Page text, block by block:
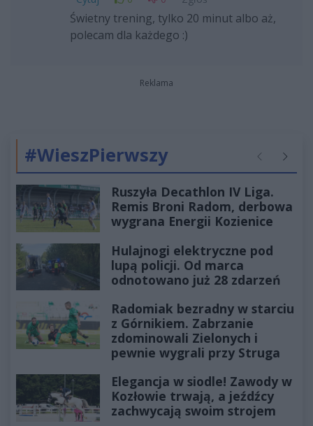
Świetny trening, tylko 20 minut albo aż,
polecam dla każdego :)
Reklama
#WieszPierwszy Poprzednie
Ruszyła Decathlon IV Liga.
Remis Broni Radom, derbowa
wygrana Energii Kozienice
Hulajnogi elektryczne pod
lupą policji. Od marca
odnotowano już 28 zdarzeń
Radomiak bezradny w starciu
z Górnikiem. Zabrzanie
zdominowali Zielonych i
pewnie wygrali przy Struga
Elegancja w siodle! Zawody w
Kozłowie trwają, a jeźdźcy
zachwycają swoim strojem